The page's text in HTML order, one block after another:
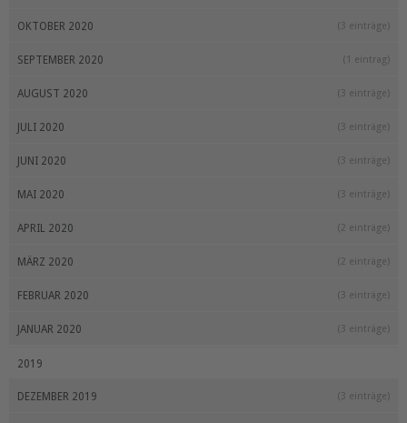
OKTOBER 2020 (3 einträge)
SEPTEMBER 2020 (1 eintrag)
AUGUST 2020 (3 einträge)
JULI 2020 (3 einträge)
JUNI 2020 (3 einträge)
MAI 2020 (3 einträge)
APRIL 2020 (2 einträge)
MÄRZ 2020 (2 einträge)
FEBRUAR 2020 (3 einträge)
JANUAR 2020 (3 einträge)
2019
DEZEMBER 2019 (3 einträge)